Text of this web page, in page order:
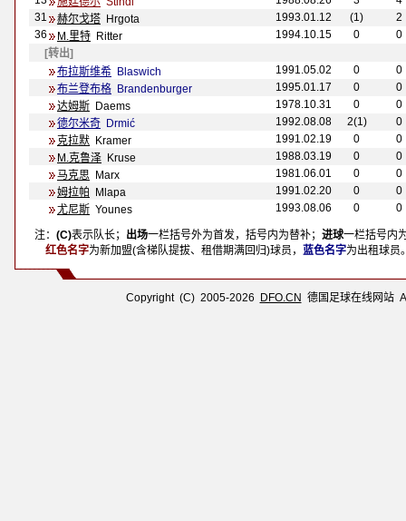
31
赫尔戈塔 Hrgota 1993.01.12 (1)
2
36
M.里特 Ritter 1994.10.15 0
0
[转出]
布拉斯维希 Blaswich 1991.05.02 0
0
布兰登布格 Brandenburger 1995.01.17 0
0
达姆斯 Daems 1978.10.31 0
0
德尔米奇 Drmić 1992.08.08 2(1)
0
克拉默 Kramer 1991.02.19 0
0
M.克鲁泽 Kruse 1988.03.19 0
0
马克思 Marx 1981.06.01 0
0
姆拉帕 Mlapa 1991.02.20 0
0
尤尼斯 Younes 1993.08.06 0 0
注： (C)表示队长； 出场一栏括号外为首发，括号内为替补； 进球一栏括号内
红色名字为新加盟(含梯队提拔、租借期满回归)球员， 蓝色名字为出租球员
Copyright (C) 2005-2026 DFO.CN 德国足球在线网站